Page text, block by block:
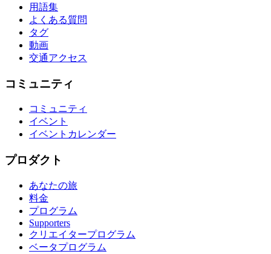
用語集
よくある質問
タグ
動画
交通アクセス
コミュニティ
コミュニティ
イベント
イベントカレンダー
プロダクト
あなたの旅
料金
プログラム
Supporters
クリエイタープログラム
ベータプログラム